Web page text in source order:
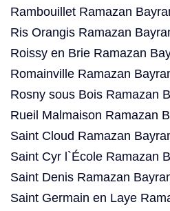
Rambouillet Ramazan
Ris Orangis Ramazan
Roissy en Brie Ramazan
Romainville Ramazan
Rosny sous Bois Ramazan
Rueil Malmaison Ramazan
Saint Cloud Ramazan
Saint Cyr l`École Ramazan
Saint Denis Ramazan
Saint Germain en Laye